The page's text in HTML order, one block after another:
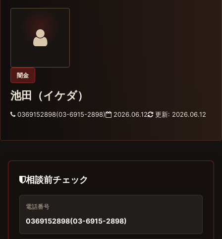
闇金
池田（イケダ）
0369152898(03-6915-2898) 2026.06.12 更新: 2026.06.12
相談前チェック
電話番号
0369152898(03-6915-2898)